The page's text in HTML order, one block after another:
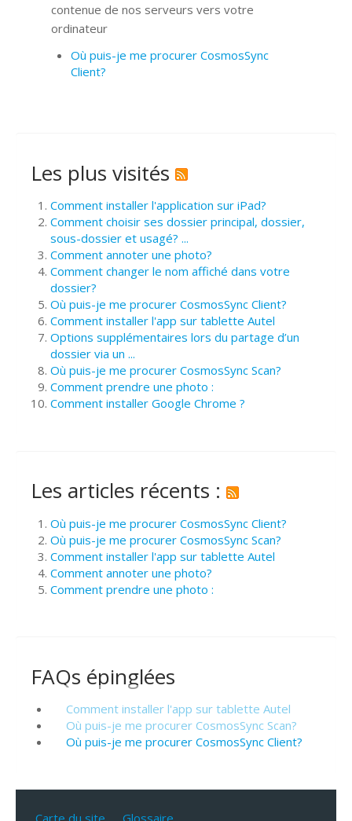
contenue de nos serveurs vers votre
ordinateur
Où puis-je me procurer CosmosSync
Client?
Les plus visités
Comment installer l'application sur iPad?
Comment choisir ses dossier principal, dossier,
sous-dossier et usagé? ...
Comment annoter une photo?
Comment changer le nom affiché dans votre
dossier?
Où puis-je me procurer CosmosSync Client?
Comment installer l'app sur tablette Autel
Options supplémentaires lors du partage d’un
dossier via un ...
Où puis-je me procurer CosmosSync Scan?
Comment prendre une photo :
Comment installer Google Chrome ?
Les articles récents :
Où puis-je me procurer CosmosSync Client?
Où puis-je me procurer CosmosSync Scan?
Comment installer l'app sur tablette Autel
Comment annoter une photo?
Comment prendre une photo :
FAQs épinglées
Comment installer l'app sur tablette Autel
Où puis-je me procurer CosmosSync Scan?
Où puis-je me procurer CosmosSync Client?
Carte du site Glossaire